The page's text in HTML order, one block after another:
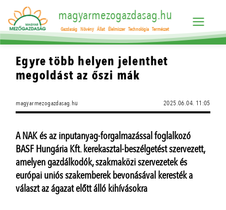
magyarmezogazdasag.hu
Gazdaság Növény Állat Élelmiszer Technológia Természet
Egyre több helyen jelenthet
megoldást az őszi mák
magyarmezogazdasag.hu 2025.06.04. 11:05
A NAK és az inputanyag-forgalmazással foglalkozó
BASF Hungária Kft. kerekasztal-beszélgetést szervezett,
amelyen gazdálkodók, szakmaközi szervezetek és
európai uniós szakemberek bevonásával keresték a
választ az ágazat előtt álló kihívásokra